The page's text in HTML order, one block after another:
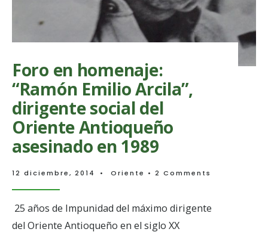
Foro en homenaje:
“Ramón Emilio Arcila”,
dirigente social del
Oriente Antioqueño
asesinado en 1989
12 diciembre, 2014 • Oriente • 2 Comments
25 años de Impunidad del máximo dirigente
del Oriente Antioqueño en el siglo XX